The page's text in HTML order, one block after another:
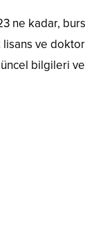
ne kadar,
ve
bilgileri